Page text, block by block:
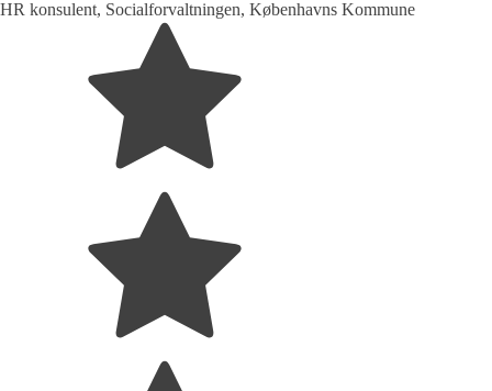
HR konsulent, Socialforvaltningen, Københavns Kommune